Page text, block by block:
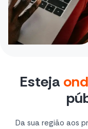
Esteja
Da sua região aos